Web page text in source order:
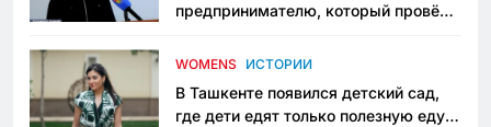
предпринимателю, который провёл
приговору
WOMENS ИСТОРИИ
В Ташкенте появился детский сад,
где дети едят только полезную еду.